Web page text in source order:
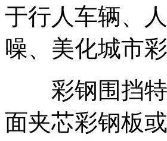
于行人车辆、
噪、美化城市
彩钢围挡特
面夹芯彩钢板